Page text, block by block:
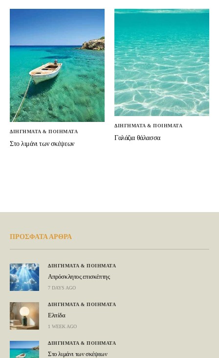
ΔΙΗΓΗΜΑΤΑ & ΠΟΙΗΜΑΤΑ
Στο λιμάνι των σκέψεων
ΔΙΗΓΗΜΑΤΑ & ΠΟΙΗΜΑΤΑ
Γαλάζια θάλασσα
ΠΡΟΣΦΑΤΑ ΑΡΘΡΑ
ΔΙΗΓΗΜΑΤΑ & ΠΟΙΗΜΑΤΑ
Απρόσκλητος επισκέπτης
7 DAYS AGO
ΔΙΗΓΗΜΑΤΑ & ΠΟΙΗΜΑΤΑ
Ελπίδα
1 WEEK AGO
ΔΙΗΓΗΜΑΤΑ & ΠΟΙΗΜΑΤΑ
Στο λιμάνι των σκέψεων